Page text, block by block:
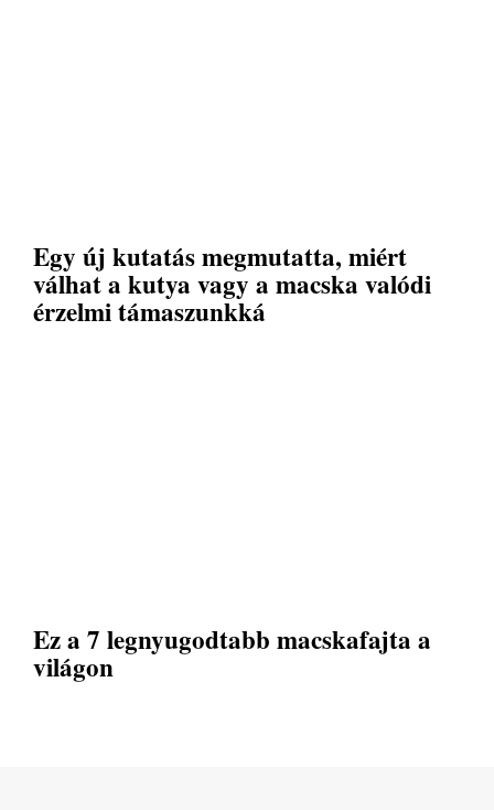
Egy új kutatás megmutatta, miért
válhat a kutya vagy a macska valódi
érzelmi támaszunkká
Ez a 7 legnyugodtabb macskafajta a
világon